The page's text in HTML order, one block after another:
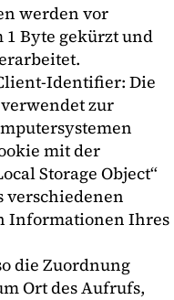
werden vor
Byte gekürzt und
Identifier: Die
zur
mit der
Storage Object“
verschiedenen
Informationen Ihres
die Zuordnung
Ort des Aufrufs,